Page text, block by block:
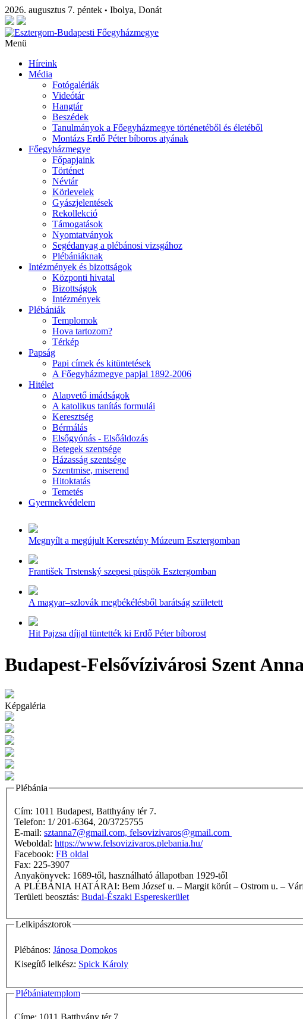
2026. augusztus 7. péntek • Ibolya, Donát
Menü
Híreink
Média
Fotógalériák
Videótár
Hangtár
Beszédek
Tanulmányok a Főegyházmegye történetéből és életéből
Montázs Erdő Péter bíboros atyának
Főegyházmegye
Főpapjaink
Történet
Névtár
Körlevelek
Gyászjelentések
Rekollekció
Támogatások
Nyomtatványok
Segédanyag a plébánosi vizsgához
Plébániáknak
Intézmények és bizottságok
Központi hivatal
Bizottságok
Intézmények
Plébániák
Templomok
Hova tartozom?
Térkép
Papság
Papi címek és kitüntetések
A Főegyházmegye papjai 1892-2006
Hitélet
Alapvető imádságok
A katolikus tanítás formulái
Keresztség
Bérmálás
Elsőgyónás - Elsőáldozás
Betegek szentsége
Házasság szentsége
Szentmise, miserend
Hitoktatás
Temetés
Gyermekvédelem
Megnyílt a megújult Keresztény Múzeum Esztergomban
František Trstenský szepesi püspök Esztergomban
A magyar–szlovák megbékélésből barátság született
Hit Pajzsa díjjal tüntették ki Erdő Péter bíborost
Budapest-Felsővízivárosi Szent
Képgaléria
Plébánia
Cím: 1011 Budapest, Batthyány tér 7.
Telefon: 1/ 201-6364, 20/3725755
E-mail: sztanna7@gmail.com, felsovizivaros@gmail.com
Weboldal: https://www.felsovizivaros.plebania.hu/
Facebook: FB oldal
Fax: 225-3907
Anyakönyvek: 1689-től, használható állapotban 1929-től
A PLÉBÁNIA HATÁRAI: Bem József u. – Margit körút –
Területi beosztás: Budai-Északi Espereskerület
Lelkipásztorok
Plébános: Jánosa Domokos
Kisegítő lelkész: Spick Károly
Plébániatemplom
Címe: 1011 Batthyány tér 7.